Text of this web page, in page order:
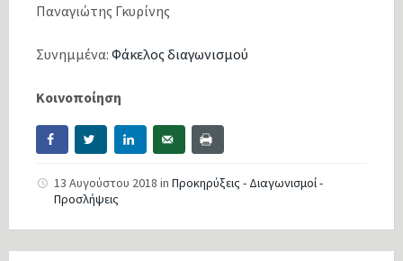
Παναγιώτης Γκυρίνης
Συνημμένα: Φάκελος διαγωνισμού
Κοινοποίηση
13 Αυγούστου 2018 in Προκηρύξεις - Διαγωνισμοί -
Προσλήψεις